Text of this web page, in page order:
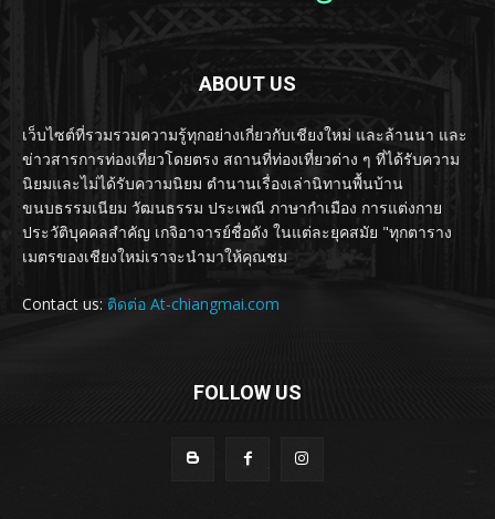
ABOUT US
เว็บไซต์ที่รวมรวมความรู้ทุกอย่างเกี่ยวกับเชียงใหม่ และล้านนา และ
ข่าวสารการท่องเที่ยวโดยตรง สถานที่ท่องเที่ยวต่าง ๆ ที่ได้รับความ
นิยมและไม่ได้รับความนิยม ตำนานเรื่องเล่านิทานพื้นบ้าน
ขนบธรรมเนียม วัฒนธรรม ประเพณี ภาษากำเมือง การแต่งกาย
ประวัติบุคคลสำคัญ เกจิอาจารย์ชื่อดัง ในแต่ละยุคสมัย "ทุกตาราง
เมตรของเชียงใหม่เราจะนำมาให้คุณชม
Contact us: ติดต่อ At-chiangmai.com
FOLLOW US